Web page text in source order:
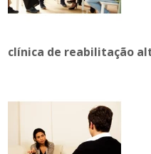
clínica de reabilitação